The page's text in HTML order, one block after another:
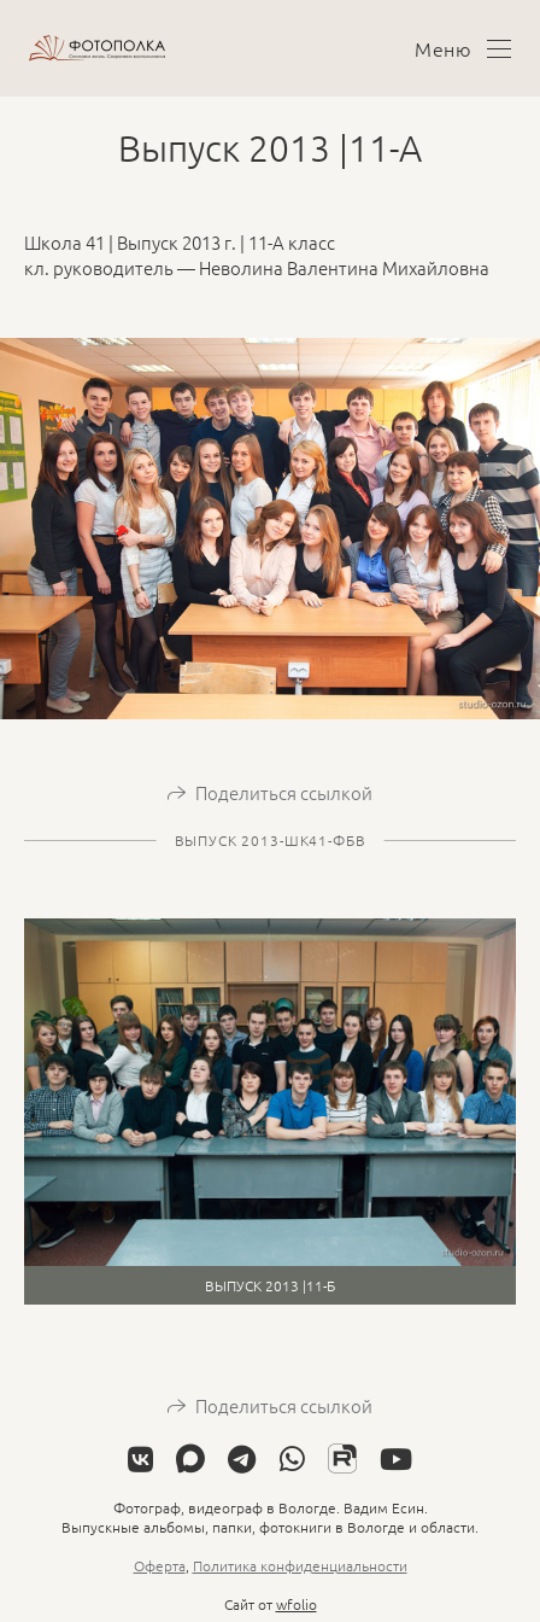
Меню
Выпуск 2013 |11-А
Школа 41 | Выпуск 2013 г. | 11-А класс
кл. руководитель — Неволина Валентина Михайловна
Поделиться ссылкой
ВЫПУСК 2013-ШК41-ФБВ
ВЫПУСК 2013 |11-Б
Поделиться ссылкой
Фотограф, видеограф в Вологде. Вадим Есин.
Выпускные альбомы, папки, фотокниги в Вологде и области.
Оферта Политика конфиденциальности
Сайт отwfolio